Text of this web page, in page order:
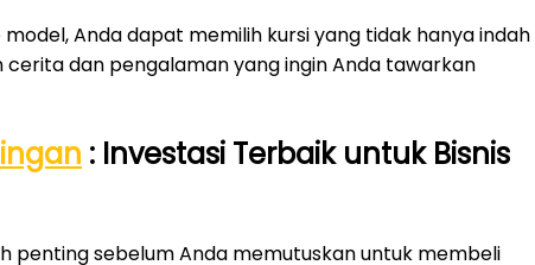
Anda dapat memilih kursi yang tidak hanya indah
dan pengalaman yang ingin Anda tawarkan
: Investasi Terbaik untuk Bisnis
penting sebelum Anda memutuskan untuk membeli